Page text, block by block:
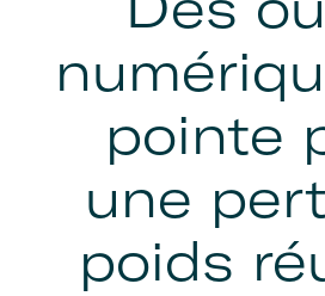
pointe
une
poids